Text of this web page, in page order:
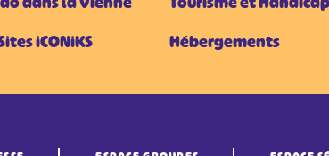
iCONiKS
Hébergements